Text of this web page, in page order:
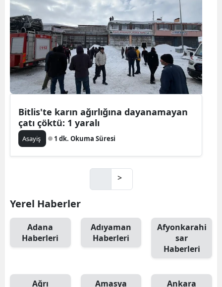
Bitlis'te karın ağırlığına dayanamayan
çatı çöktü: 1 yaralı
Asayiş 1 dk. Okuma Süresi
>
Yerel Haberler
Adana
Haberleri
Adıyaman
Haberleri
Afyonkarahi
sar
Haberleri
Ağrı Amasya Ankara